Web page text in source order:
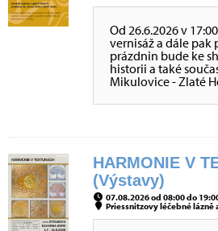
Od 26.6.2026 v
vernisáž a dále pak
prázdnin bude ke
historii a také
Mikulovice - Zlaté
HARMONIE V
(Výstavy)
07.08.2026 od 08:00 do
Priessnitzovy léčebné lázně